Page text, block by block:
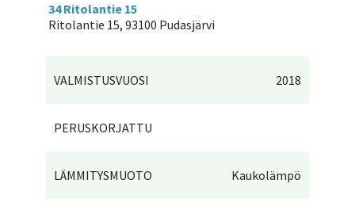
34 Ritolantie 15
Ritolantie 15, 93100 Pudasjärvi
VALMISTUSVUOSI 2018
PERUSKORJATTU
LÄMMITYSMUOTO Kaukolämpö